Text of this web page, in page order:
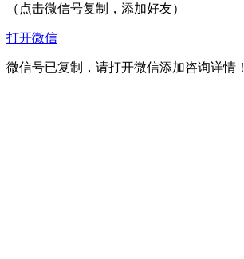
（点击微信号复制，添加好友）
打开微信
微信号已复制，请打开微信添加咨询详情！